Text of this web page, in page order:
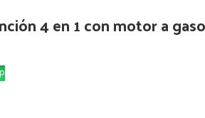
4 en 1 con motor a